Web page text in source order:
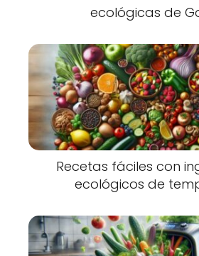
ecológicas de
Recetas fáciles con
ecológicos de